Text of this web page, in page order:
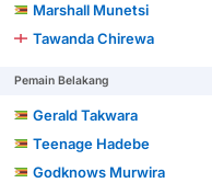
Marshall Munetsi
Tawanda Chirewa
Pemain Belakang
Gerald Takwara
Teenage Hadebe
Godknows Murwira